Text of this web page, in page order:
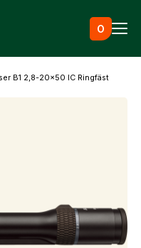
0
B1 2,8-20×50 IC Ringfäst